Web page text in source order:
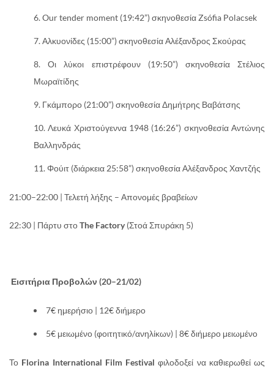
Our tender moment (19:42”) σκηνοθεσία Zsófia Polacsek
Αλκυονίδες (15:00”) σκηνοθεσία Αλέξανδρος Σκούρας
Οι λύκοι επιστρέφουν (19:50”) σκηνοθεσία Στέλιος
Μωραϊτίδης
Γκάμπορο (21:00”) σκηνοθεσία Δημήτρης Βαβάτσης
Λευκά Χριστούγεννα 1948 (16:26”) σκηνοθεσία Αντώνης
Βαλληνδράς
Φούιτ (διάρκεια 25:58”) σκηνοθεσία Αλέξανδρος Χαντζής
21:00–22:00 | Τελετή λήξης – Απονομές βραβείων
22:30 | Πάρτυ στοThe Factory(Στοά Σπυράκη 5)
Εισιτήρια Προβολών (20–21/02)
7€ ημερήσιο | 12€ διήμερο
5€ μειωμένο (φοιτητικό/ανηλίκων) | 8€ διήμερο μειωμένο
Το Florina International Film Festival φιλοδοξεί να καθιερωθεί ως